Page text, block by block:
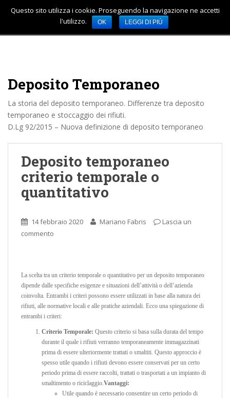
Deposito Temporaneo
La storia del deposito temporaneo. Differenze tra deposito
temporaneo e stoccaggio dei rifiuti.
D.Lg 92/2015 – Nuova definizione di deposito temporaneo
Deposito temporaneo
criterio temporale o
quantitativo
14 febbraio 2020 Mariano Fabris
Lascia un
commento
La scelta tra un criterio temporale o quantitativo per un deposito temporaneo
dipende dalle specifiche esigenze e situazioni dell’attività o dell’azienda
coinvolta. Entrambi i criteri possono essere utilizzati in base alla natura dei
rifiuti, alle normative locali e alle pratiche aziendali. Ecco una spiegazione di
entrambi i criteri:
Criterio Temporale: Questo criterio si basa sulla durata del tempo
durante il quale i rifiuti verranno temporaneamente immagazzinati
prima di essere ulteriormente trattati o smaltiti. Questo approccio è
spesso utile quando i rifiuti devono essere conservati per un certo
periodo prima di essere raccolti, trattati o trasportati a un impianto di
smaltimento o riciclaggio.Vantaggi:
Utile quando è necessario consentire un certo periodo di
Questo sito utilizza i cookie. Proseguendo la navigazione ne accetti
l'utilizzo.
OK LEGGI DI PIÙ